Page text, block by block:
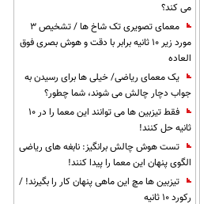
می کند؟
معمای تصویری تک شاخ ها / تشخیص 3
مورد زیر 10 ثانیه برابر با دقت و هوش بصری فوق
العاده
یک معمای ریاضی/ خیلی ها برای رسیدن به
جواب دچار چالش می شوند، شما چطور؟
فقط تیزبین ها می توانند این معما را در 10
ثانیه حل کنند!
تست هوش چالش برانگیز: نابغه های ریاضی
الگوی پنهان این معما را پیدا کنند!
تیزبین ها مچ این ماهی پنهان کار را بگیرند! /
رکورد 10 ثانیه